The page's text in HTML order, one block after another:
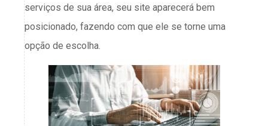
serviços de sua área, seu site aparecerá bem
posicionado, fazendo com que ele se torne uma
opção de escolha.